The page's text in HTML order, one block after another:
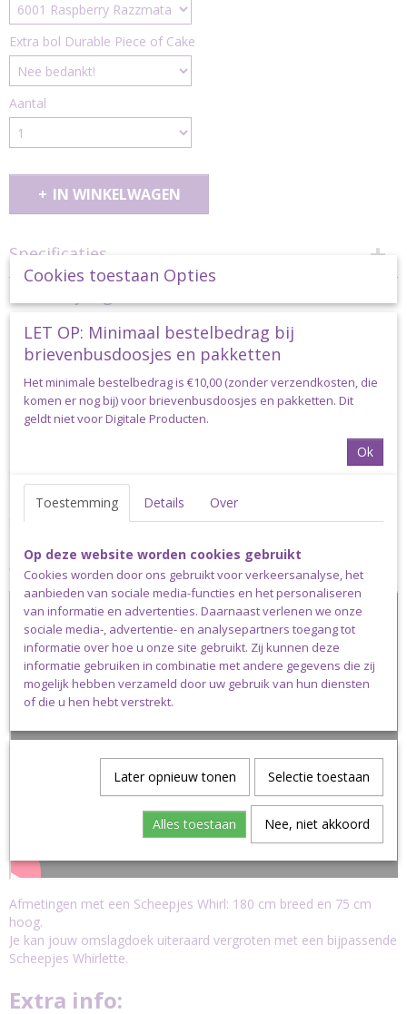
Extra bol Durable Piece of Cake
Aantal
IN WINKELWAGEN
Specificaties
pk-perfectmatch-colourcake
Perfect Match Omslagdoek
Haakpakket met Durable Colour
Cake
De Perfect Match omslagdoek is een driehoekssjaal, die je zelf
Het patroon van de Perfect Match is vooralsnog alleen
beschikbaar via onderstaande video tutorial.
Er is dus op dit moment nog geen geschreven patroon aanwezig,
wellicht ooit in de toekomst.
Afmetingen met een Scheepjes Whirl: 180 cm breed en 75 cm
hoog.
Je kan jouw omslagdoek uiteraard vergroten met een bijpassende
Scheepjes Whirlette.
Extra info:
Cookies toestaan Opties
LET OP: Minimaal bestelbedrag bij
brievenbusdoosjes en pakketten
Het minimale bestelbedrag is €10,00 (zonder verzendkosten, die
komen er nog bij) voor brievenbusdoosjes en pakketten. Dit
geldt niet voor Digitale Producten.
Ok
Toestemming Details Over
Op deze website worden cookies gebruikt
Cookies worden door ons gebruikt voor verkeersanalyse, het
aanbieden van sociale media-functies en het personaliseren
van informatie en advertenties. Daarnaast verlenen we onze
sociale media-, advertentie- en analysepartners toegang tot
informatie over hoe u onze site gebruikt. Zij kunnen deze
informatie gebruiken in combinatie met andere gegevens die zij
mogelijk hebben verzameld door uw gebruik van hun diensten
of die u hen hebt verstrekt.
Later opnieuw tonen Selectie toestaan
Alles toestaan Nee, niet akkoord